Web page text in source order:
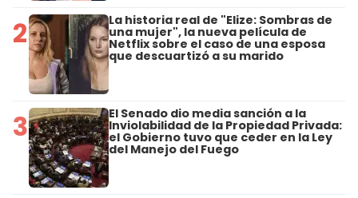
2 La historia real de "Elize: Sombras de
una mujer", la nueva película de
Netflix sobre el caso de una esposa
que descuartizó a su marido
3 El Senado dio media sanción a la
Inviolabilidad de la Propiedad Privada:
el Gobierno tuvo que ceder en la Ley
del Manejo del Fuego